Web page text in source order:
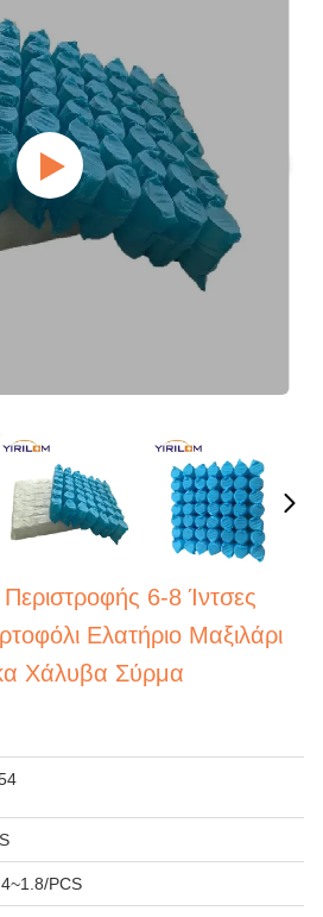
6-8 Ίντσες
Ελατήριο Μαξιλάρι
Χάλυβα Σύρμα
PCS